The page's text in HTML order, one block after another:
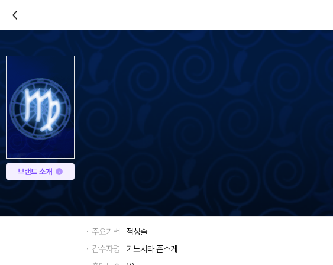
브랜드 소개
· 주요기법 점성술
· 감수자명 키노시타 준스케